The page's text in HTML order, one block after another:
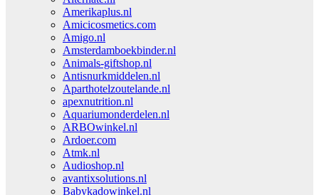
Amerikaplus.nl
Amicicosmetics.com
Amigo.nl
Amsterdamboekbinder.nl
Animals-giftshop.nl
Antisnurkmiddelen.nl
Aparthotelzoutelande.nl
apexnutrition.nl
Aquariumonderdelen.nl
ARBOwinkel.nl
Ardoer.com
Atmk.nl
Audioshop.nl
avantixsolutions.nl
Babykadowinkel.nl